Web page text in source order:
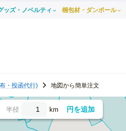
ッズ・ノベルティ 梱包材・ダンボール
・投函代行) 地図から簡単注文
半径 km 円を追加